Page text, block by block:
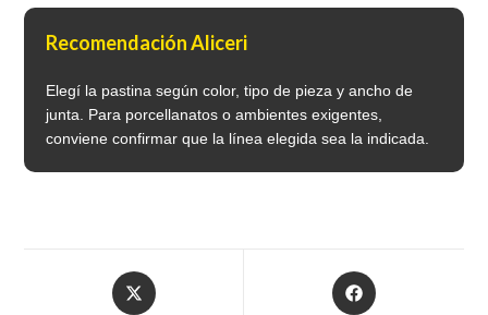
Recomendación Aliceri
Elegí la pastina según color, tipo de pieza y ancho de
junta. Para porcellanatos o ambientes exigentes,
conviene confirmar que la línea elegida sea la indicada.